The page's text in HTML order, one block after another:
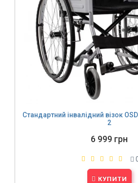
Стандартний інвалідний візок
2
6 999 грн
КУПИТИ